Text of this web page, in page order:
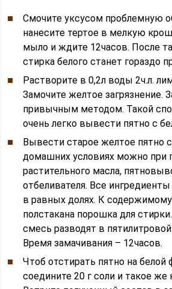
Смочите уксусом проблемную
нанесите тертое в мелкую
мыло и ждите 12часов. После
стирка белого станет гораздо
Растворите в 0,2л воды 2ч.л.
Замочите желтое загрязнение.
привычным методом. Такой
очень легко вывести пятно с
Вывести старое желтое пятно
домашних условиях можно при
растительного масла,
отбеливателя. Все
в равных долях. К
полстакана порошка для
смесь разводят в
Время замачивания – 12часов.
Чтоб отстирать пятно на белой
соедините 20 г соли и такое же